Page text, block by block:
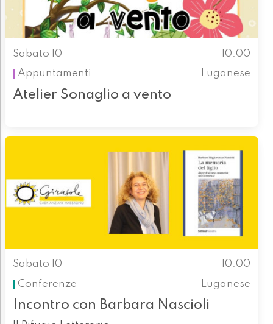
Sabato 10
10.00
Appuntamenti
Luganese
Atelier Sonaglio a vento
Sabato 10
10.00
Conferenze
Luganese
Incontro con Barbara Nascioli